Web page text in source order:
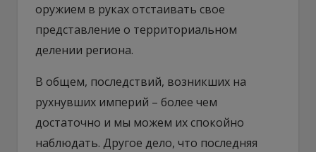
оружием в руках отстаивать свое
представление о территориальном
делении региона.
В общем, последствий, возникших на
рухнувших империй – более чем
достаточно и мы можем их спокойно
наблюдать. Другое дело, что последняя